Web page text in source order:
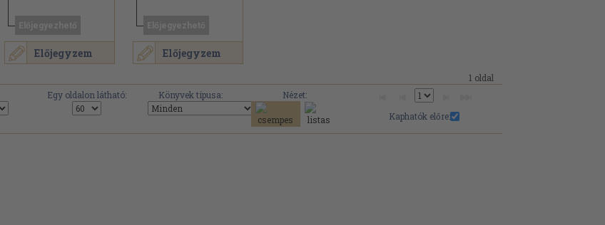
Előjegyzem Előjegyzem
1 oldal
Egy oldalon látható: Könyvek típusa:
Nézet:
Kaphatók előre: